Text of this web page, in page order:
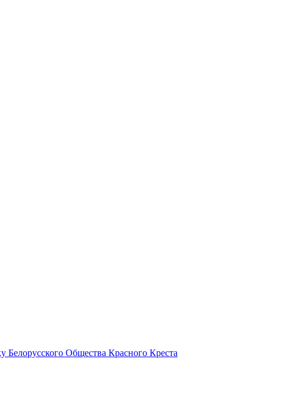
Общества Красного Креста